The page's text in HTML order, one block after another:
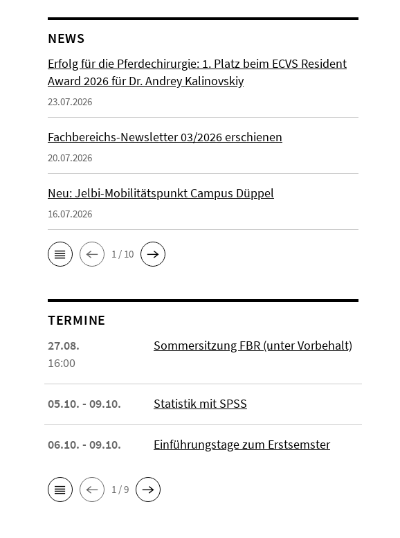
NEWS
Erfolg für die Pferdechirurgie: 1. Platz beim ECVS Resident
Award 2026 für Dr. Andrey Kalinovskiy
23.07.2026
Fachbereichs-Newsletter 03/2026 erschienen
20.07.2026
Neu: Jelbi-Mobilitätspunkt Campus Düppel
16.07.2026
1 / 10
TERMINE
27.08.
16:00
Sommersitzung FBR (unter Vorbehalt)
05.10. - 09.10. Statistik mit SPSS
06.10. - 09.10. Einführungstage zum Erstsemster
1 / 9